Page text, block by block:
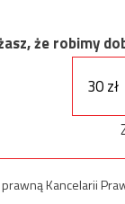
że robimy
30 zł
Kancelarii